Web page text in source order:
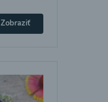
Zobraziť